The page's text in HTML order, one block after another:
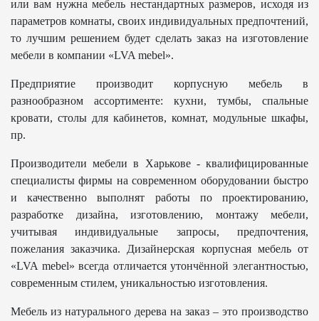
или вам нужна мебель нестандартных размеров, исходя из
параметров комнаты, своих индивидуальных предпочтений,
то лучшим решением будет сделать заказ на изготовление
мебели в компании «LVA mebel».
Предприятие производит корпусную мебель в
разнообразном ассортименте: кухни, тумбы, спальные
кровати, столы для кабинетов, комнат, модульные шкафы,
пр.
Производители мебели в Харькове - квалифицированные
специалисты фирмы на современном оборудовании быстро
и качественно выполнят работы по проектированию,
разработке дизайна, изготовлению, монтажу мебели,
учитывая индивидуальные запросы, предпочтения,
пожелания заказчика. Дизайнерская корпусная мебель от
«LVA mebel» всегда отличается утончённой элегантностью,
современным стилем, уникальностью изготовления.
Мебель из натурального дерева на заказ – это производство